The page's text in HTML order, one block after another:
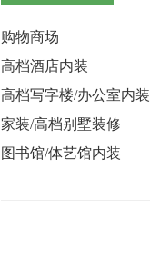
购物商场
高档酒店内装
高档写字楼/办公室内装
家装/高档别墅装修
图书馆/体艺馆内装